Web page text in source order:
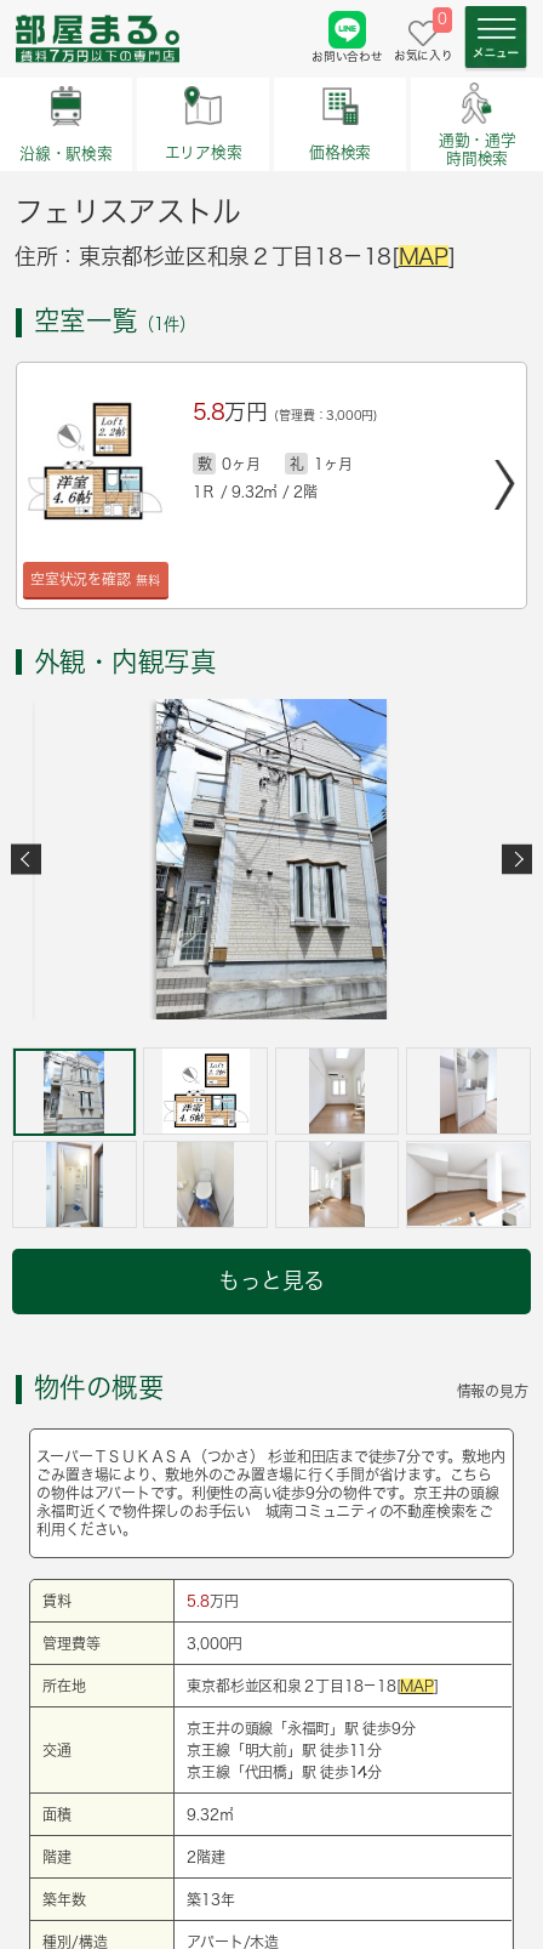
お問い合わせ
0
お気に入り
沿線・駅検索 エリア検索 価格検索
通勤・通学
時間検索
フェリスアストル
住所：東京都杉並区和泉２丁目18－18[MAP]
空室一覧 （1件）
空室状況を確認 無料
5.8万円 (管理費：3,000円)
敷 0ヶ月 礼
1ヶ月
1Ｒ / 9.32㎡ / 2階
外観・内観写真
もっと見る
物件の概要 情報の見方
スーパーＴＳＵＫＡＳＡ（つかさ） 杉並和田店まで徒歩7分です。敷地内
ごみ置き場により、敷地外のごみ置き場に行く手間が省けます。こちら
の物件はアパートです。利便性の高い徒歩9分の物件です。京王井の頭線
永福町近くで物件探しのお手伝い 城南コミュニティの不動産検索をご
利用ください。
賃料 5.8万円
管理費等 3,000円
所在地 東京都杉並区和泉２丁目18－18[ MAP]
交通
京王井の頭線 「 永福町 」駅 徒歩9分
京王線 「 明大前」駅 徒歩11分
京王線 「 代田橋」駅 徒歩14分
面積 9.32㎡
階建 2階建
築年数 築13年
種別/構造 アパート/木造